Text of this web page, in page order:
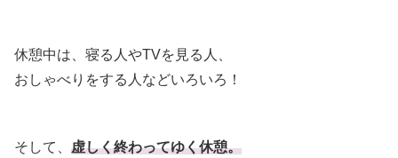
休憩中は、寝る人やTVを見る人、
おしゃべりをする人などいろいろ！
そして、 虚しく終わってゆく休憩。